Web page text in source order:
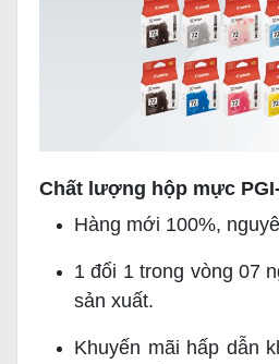
Chất lượng hộp mực
Hàng mới 100%,
1 đổi 1 trong vòng 07
sản xuất.
Khuyến mãi hấp dẫn